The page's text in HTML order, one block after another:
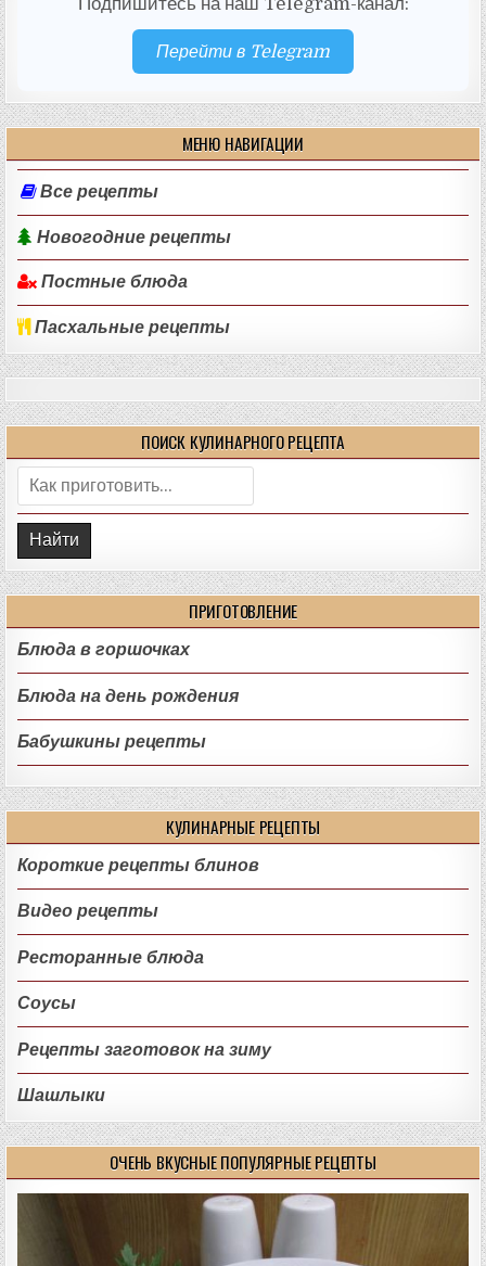
Перейти в Telegram
МЕНЮ НАВИГАЦИИ
Все рецепты
Новогодние рецепты
Постные блюда
Пасхальные рецепты
ПОИСК КУЛИНАРНОГО РЕЦЕПТА
Поиск:
ПРИГОТОВЛЕНИЕ
Блюда в горшочках
Блюда на день рождения
Бабушкины рецепты
КУЛИНАРНЫЕ РЕЦЕПТЫ
Короткие рецепты блинов
Видео рецепты
Ресторанные блюда
Соусы
Рецепты заготовок на зиму
Шашлыки
ОЧЕНЬ ВКУСНЫЕ ПОПУЛЯРНЫЕ РЕЦЕПТЫ